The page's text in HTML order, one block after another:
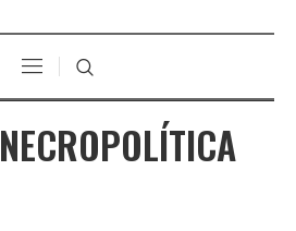
NECROPOLÍTICA